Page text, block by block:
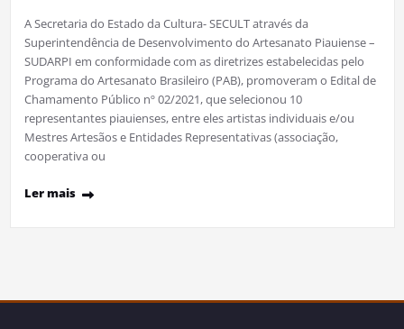
A Secretaria do Estado da Cultura- SECULT através da
Superintendência de Desenvolvimento do Artesanato Piauiense –
SUDARPI em conformidade com as diretrizes estabelecidas pelo
Programa do Artesanato Brasileiro (PAB), promoveram o Edital de
Chamamento Público nº 02/2021, que selecionou 10
representantes piauienses, entre eles artistas individuais e/ou
Mestres Artesãos e Entidades Representativas (associação,
cooperativa ou
Ler mais